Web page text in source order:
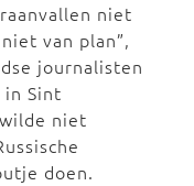
niet
van plan”,
journalisten
in Sint
niet
doen.